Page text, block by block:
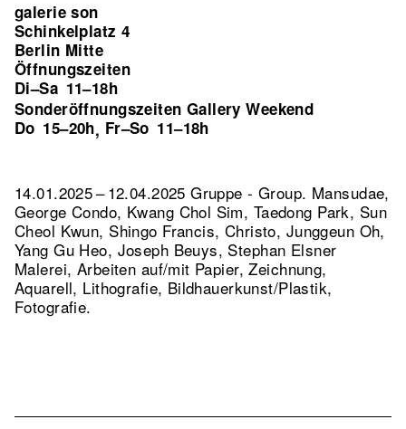
galerie son
Schinkelplatz 4
Berlin Mitte
Öffnungszeiten
Di–Sa 11–18h
Sonderöffnungszeiten Gallery Weekend
Do 15–20h, Fr–So 11–18h
14.01.2025 – 12.04.2025 Gruppe - Group. Mansudae,
George Condo, Kwang Chol Sim, Taedong Park, Sun
Cheol Kwun, Shingo Francis, Christo, Junggeun Oh,
Yang Gu Heo, Joseph Beuys, Stephan Elsner
Malerei, Arbeiten auf/mit Papier, Zeichnung,
Aquarell, Lithografie, Bildhauerkunst/Plastik,
Fotografie.